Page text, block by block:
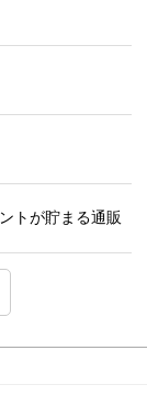
トが貯まる通販